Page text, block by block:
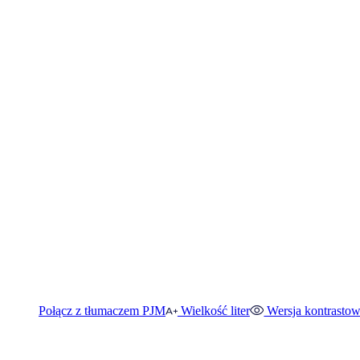
Połącz z tłumaczem PJM Wielkość liter Wersja